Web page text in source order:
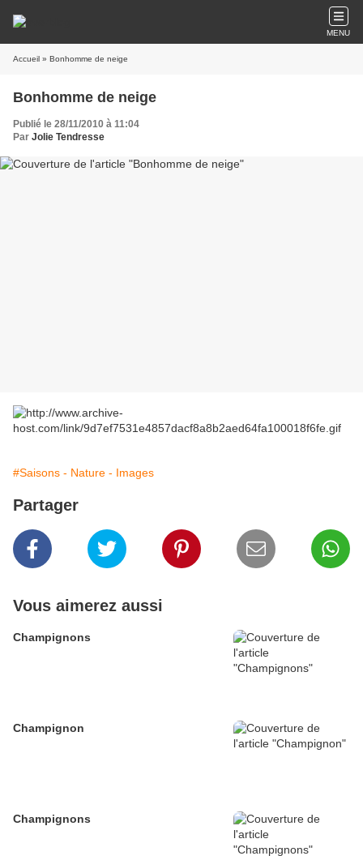
MENU
Accueil » Bonhomme de neige
Bonhomme de neige
Publié le 28/11/2010 à 11:04
Par Jolie Tendresse
#Saisons - Nature - Images
Partager
Vous aimerez aussi
Champignons
Champignon
Champignons